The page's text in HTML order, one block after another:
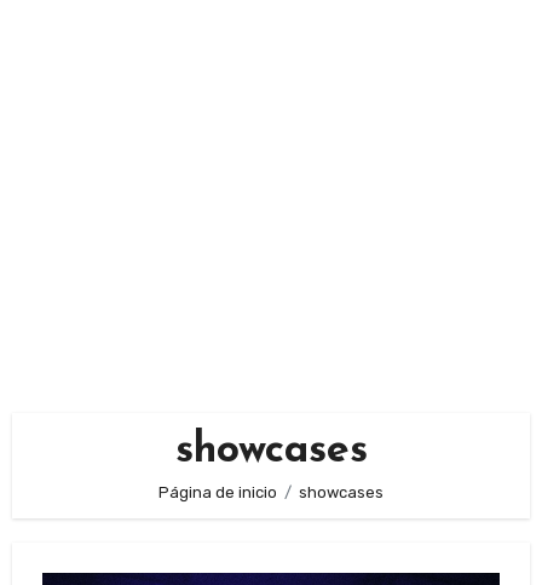
showcases
Página de inicio showcases